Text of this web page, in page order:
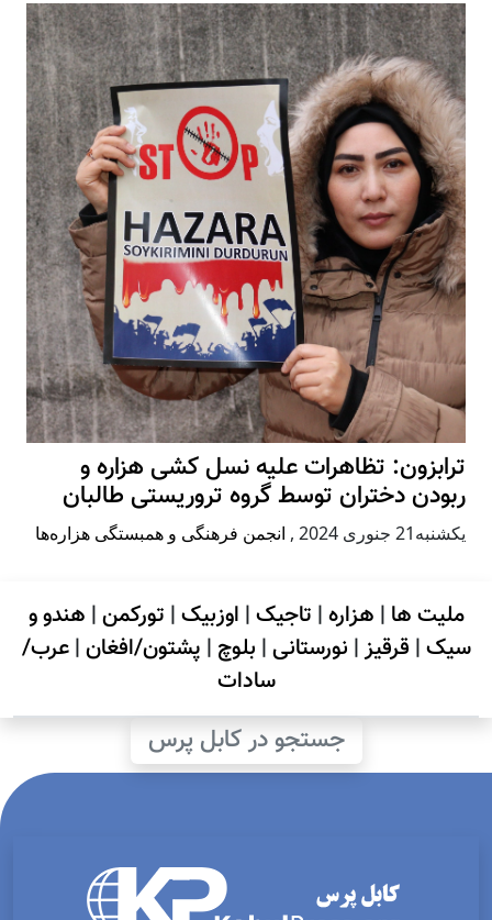
ترابزون: تظاهرات علیه نسل کشی هزاره و
ربودن دختران توسط گروه تروریستی طالبان
يكشنبه21 جنوری 2024 , انجمن فرهنگی و همبستگی هزاره‌ها
ملیت ها | هزاره| تاجیک| اوزبیک| تورکمن| هندو و
سیک| قرقیز| نورستانی| بلوچ | پشتون/افغان|عرب/
سادات
جستجو در کابل پرس